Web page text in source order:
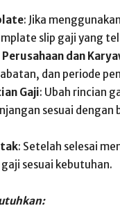
: Jika
slip gaji yang
dan
dan periode
Gaji: Ubah rincian
sesuai dengan
: Setelah selesai
sesuai kebutuhan.